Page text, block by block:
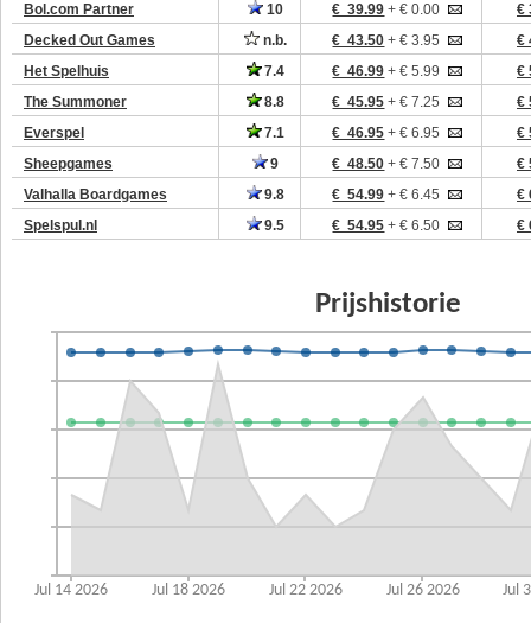
Bol.com Partner
10 € 39.99 + € 0.00
€
Decked Out Games
n.b. € 43.50 + € 3.95
€
Het Spelhuis
7.4 € 46.99 + € 5.99
€
The Summoner
8.8 € 45.95 + € 7.25
€
Everspel
7.1 € 46.95 + € 6.95
€
Sheepgames
9 € 48.50 + € 7.50
€
Valhalla Boardgames
9.8 € 54.99 + € 6.45
€
Spelspul.nl
9.5 € 54.95 + € 6.50 €